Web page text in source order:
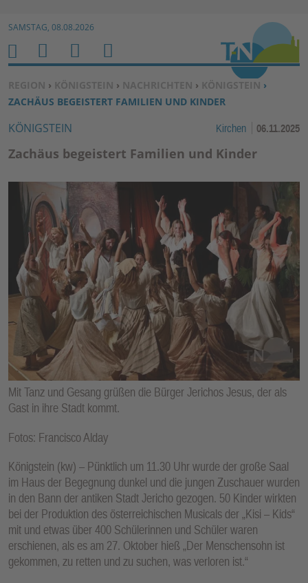
Zum Inhalt springen ↓
SAMSTAG, 08.08.2026
SIE BEFINDEN SICH HIER:
REGION › KÖNIGSTEIN › NACHRICHTEN › KÖNIGSTEIN ›
ZACHÄUS BEGEISTERT FAMILIEN UND KINDER
KÖNIGSTEIN Kirchen 06.11.2025
Zachäus begeistert Familien und Kinder
Mit Tanz und Gesang grüßen die Bürger Jerichos Jesus, der als
Gast in ihre Stadt kommt.
Fotos: Francisco Alday
Königstein (kw) – Pünktlich um 11.30 Uhr wurde der große Saal
im Haus der Begegnung dunkel und die jungen Zuschauer wurden
in den Bann der antiken Stadt Jericho gezogen. 50 Kinder wirkten
bei der Produktion des österreichischen Musicals der „Kisi – Kids“
mit und etwas über 400 Schülerinnen und Schüler waren
erschienen, als es am 27. Oktober hieß „Der Menschensohn ist
gekommen, zu retten und zu suchen, was verloren ist.“
H
O
M
E
M
E
N
U
S
U
C
H
E
N
B
E
N
Z
R
F
U
N
K
TI
O
N
E
N